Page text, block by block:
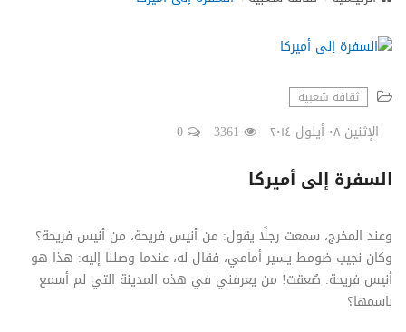
v
g
t
o
ثقافة شعبية
الإثنين ٠٨ أيلول ٢٠١٤ 3361
0
السفرة إلى أميركا
وعند المخرج، سمعت رجلًا يقول: من أنيس فريحة، من أنيس فريحة؟
وكان نجيب ضومط يسير أمامي، فقال له، عندما وصلنا إليه: هذا هو
أنيس فريحة. صُعقت! من يعرفني في هذه المدينة التي لم أسمع
باسمها؟